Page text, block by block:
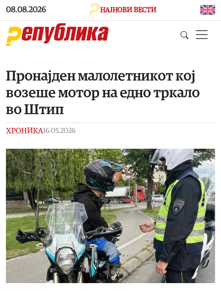
Skip to main content
08.08.2026 НАЈНОВИ ВЕСТИ
Пронајден малолетникот кој
возеше мотор на едно тркало
во Штип
ХРОНИКА16.05.2026